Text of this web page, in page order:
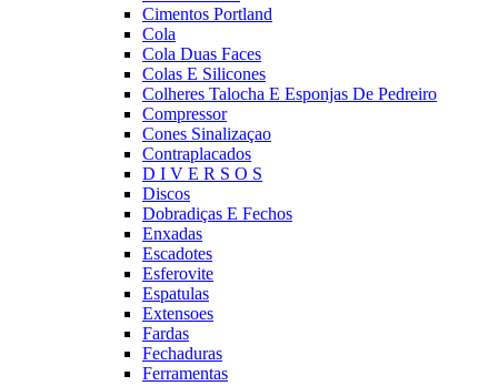
Cimentos Portland
Cola
Cola Duas Faces
Colas E Silicones
Colheres Talocha E Esponjas De Pedreiro
Compressor
Cones Sinalizaçao
Contraplacados
D I V E R S O S
Discos
Dobradiças E Fechos
Enxadas
Escadotes
Esferovite
Espatulas
Extensoes
Fardas
Fechaduras
Ferramentas